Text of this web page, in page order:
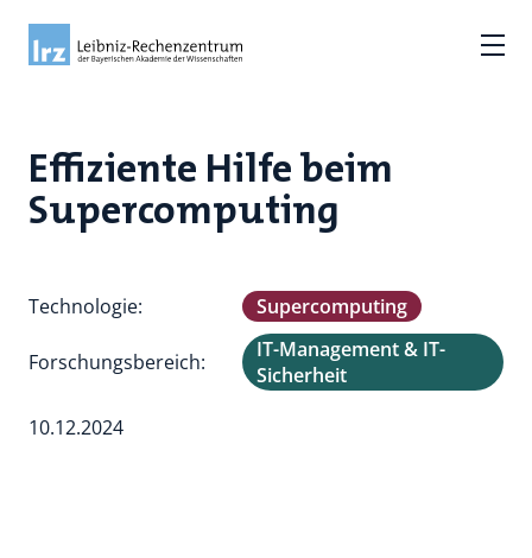
Effiziente Hilfe beim
Supercomputing
Technologie: Supercomputing
Forschungsbereich:
IT-Management & IT-
Sicherheit
10.12.2024